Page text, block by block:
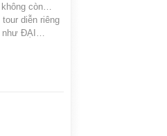
không còn…
tour diễn riêng
như ĐẠI…